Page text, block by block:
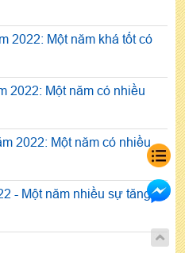
2022: Một năm khá tốt có
2022: Một năm có nhiều
2022: Một năm có nhiều
- Một năm nhiều sự tăng